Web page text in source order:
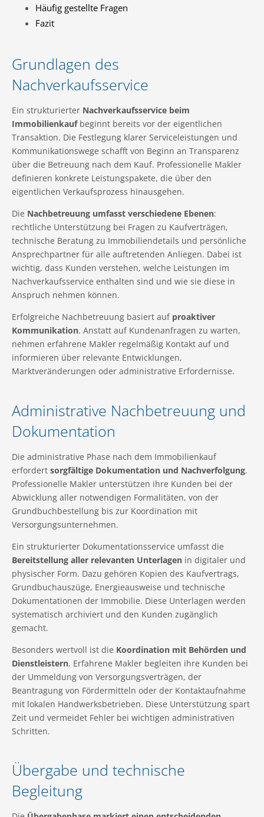
Häufig gestellte Fragen
Fazit
Grundlagen des
Nachverkaufsservice
Ein strukturierter Nachverkaufsservice beim
Immobilienkaufbeginnt bereits vor der eigentlichen
Transaktion. Die Festlegung klarer Serviceleistungen und
Kommunikationswege schafft von Beginn an Transparenz
über die Betreuung nach dem Kauf. Professionelle Makler
definieren konkrete Leistungspakete, die über den
eigentlichen Verkaufsprozess hinausgehen.
Die Nachbetreuung umfasst verschiedene Ebenen:
rechtliche Unterstützung bei Fragen zu Kaufverträgen,
technische Beratung zu Immobiliendetails und persönliche
Ansprechpartner für alle auftretenden Anliegen. Dabei ist
wichtig, dass Kunden verstehen, welche Leistungen im
Nachverkaufsservice enthalten sind und wie sie diese in
Anspruch nehmen können.
Erfolgreiche Nachbetreuung basiert auf proaktiver
Kommunikation. Anstatt auf Kundenanfragen zu warten,
nehmen erfahrene Makler regelmäßig Kontakt auf und
informieren über relevante Entwicklungen,
Marktveränderungen oder administrative Erfordernisse.
Administrative Nachbetreuung und
Dokumentation
Die administrative Phase nach dem Immobilienkauf
erfordert sorgfältige Dokumentation und Nachverfolgung.
Professionelle Makler unterstützen ihre Kunden bei der
Abwicklung aller notwendigen Formalitäten, von der
Grundbuchbestellung bis zur Koordination mit
Versorgungsunternehmen.
Ein strukturierter Dokumentationsservice umfasst die
Bereitstellung aller relevanten Unterlagen in digitaler und
physischer Form. Dazu gehören Kopien des Kaufvertrags,
Grundbuchauszüge, Energieausweise und technische
Dokumentationen der Immobilie. Diese Unterlagen werden
systematisch archiviert und den Kunden zugänglich
gemacht.
Besonders wertvoll ist die Koordination mit Behörden und
Dienstleistern. Erfahrene Makler begleiten ihre Kunden bei
der Ummeldung von Versorgungsverträgen, der
Beantragung von Fördermitteln oder der Kontaktaufnahme
mit lokalen Handwerksbetrieben. Diese Unterstützung spart
Zeit und vermeidet Fehler bei wichtigen administrativen
Schritten.
Übergabe und technische
Begleitung